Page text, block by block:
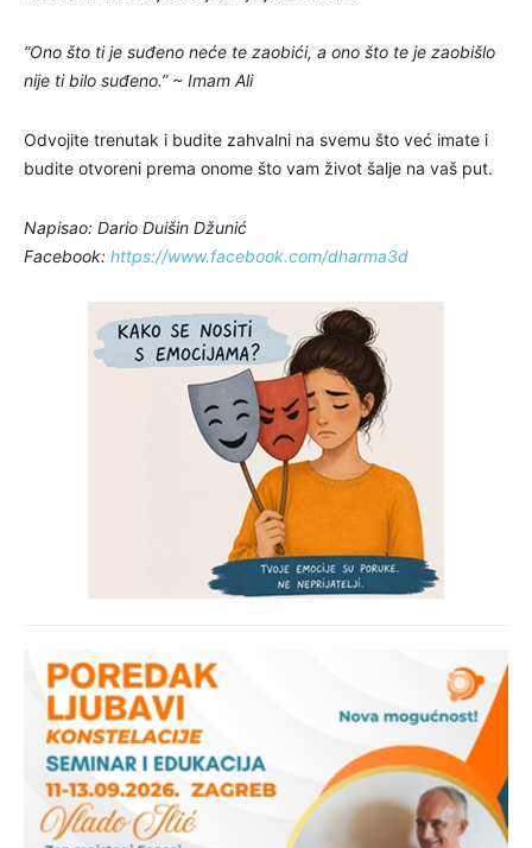
“Ono što ti je suđeno neće te zaobići, a ono što te je zaobišlo
nije ti bilo suđeno.” ~ Imam Ali
Odvojite trenutak i budite zahvalni na svemu što već imate i
budite otvoreni prema onome što vam život šalje na vaš put.
Napisao: Dario Duišin Džunić
Facebook: https://www.facebook.com/dharma3d